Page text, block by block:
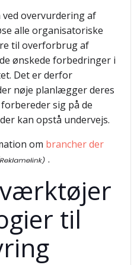
overvurdering af
alle organisatoriske
til overforbrug af
ønskede forbedringer i
Det er derfor
nøje planlægger deres
sig på de
kan opstå undervejs.
om brancher der
.
til